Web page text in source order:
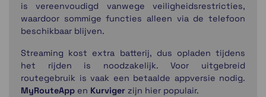
is vereenvoudigd vanwege veiligheidsrestricties,
waardoor sommige functies alleen via de telefoon
beschikbaar blijven.
Streaming kost extra batterij, dus opladen tijdens
het rijden is noodzakelijk. Voor uitgebreid
routegebruik is vaak een betaalde appversie nodig.
MyRouteApp en Kurviger zijn hier populair.